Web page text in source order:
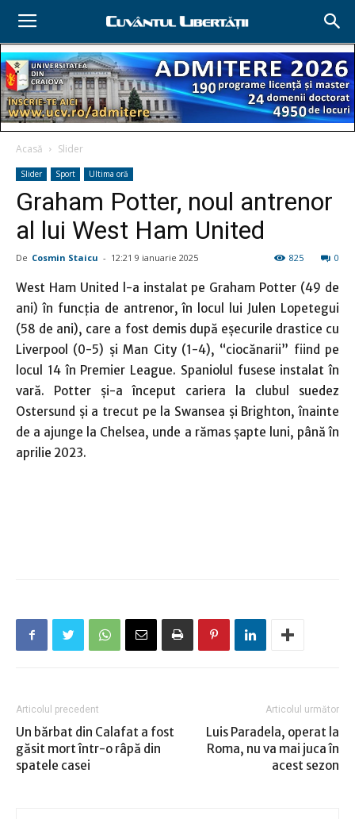
Acasă Slider
Slider Sport Ultima oră
Graham Potter, noul antrenor
al lui West Ham United
De Cosmin Staicu - 12:21 9 ianuarie 2025 0
825
West Ham United l-a instalat pe Graham Potter (49 de
ani) în funcţia de antrenor, în locul lui Julen Lopetegui
(58 de ani), care a fost demis după eşecurile drastice cu
Liverpool (0-5) şi Man City (1-4), “ciocănarii” fiind pe
locul 14 în Premier League. Spaniolul fusese instalat în
vară. Potter și-a început cariera la clubul suedez
Ostersund și a trecut pe la Swansea și Brighton, înainte
de a ajunge la Chelsea, unde a rămas șapte luni, până în
aprilie 2023.
Articolul precedent
Un bărbat din Calafat a fost
găsit mort într-o râpă din
spatele casei
Articolul următor
Luis Paradela, operat la
Roma, nu va mai juca în
acest sezon